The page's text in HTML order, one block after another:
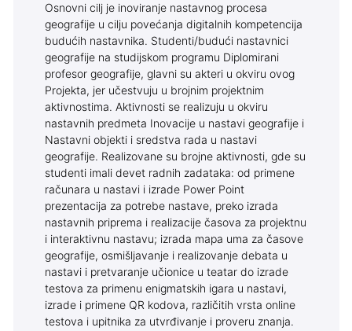
Osnovni cilj je inoviranje nastavnog procesa
geografije u cilju povećanja digitalnih kompetencija
budućih nastavnika. Studenti/budući nastavnici
geografije na studijskom programu Diplomirani
profesor geografije, glavni su akteri u okviru ovog
Projekta, jer učestvuju u brojnim projektnim
aktivnostima. Aktivnosti se realizuju u okviru
nastavnih predmeta Inovacije u nastavi geografije i
Nastavni objekti i sredstva rada u nastavi
geografije. Realizovane su brojne aktivnosti, gde su
studenti imali devet radnih zadataka: od primene
računara u nastavi i izrade Power Point
prezentacija za potrebe nastave, preko izrada
nastavnih priprema i realizacije časova za projektnu
i interaktivnu nastavu; izrada mapa uma za časove
geografije, osmišljavanje i realizovanje debata u
nastavi i pretvaranje učionice u teatar do izrade
testova za primenu enigmatskih igara u nastavi,
izrade i primene QR kodova, različitih vrsta online
testova i upitnika za utvrđivanje i proveru znanja.